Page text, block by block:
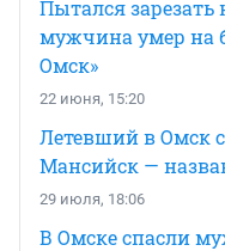
Пытался
мужчина умер на
Омск»
22 июня, 15:20
Летевший в Омск
Мансийск —
29 июля, 18:06
В Омске спасли